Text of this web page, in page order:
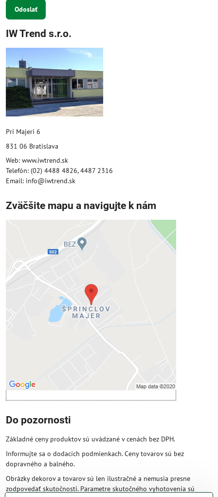
Odoslať
IW Trend s.r.o.
Pri Majeri 6
831 06 Bratislava
Web: www.iwtrend.sk
Telefón: (02) 4488 4826, 4487 2316
Email: info@iwtrend.sk
Zväčšite mapu a navigujte k nám
Externý obsah je blokovaný
Prajete si načítať externý obsah?
Povoliť tentokrát
Povoliť a zapamätať - súhlas s druhom
cookie: Funkčné
Otvoriť obsah v novom okne
Do pozornosti
Základné ceny produktov sú uvádzané v cenách bez DPH.
Informujte sa o dodacích podmienkach. Ceny tovarov sú bez
dopravného a balného.
Obrázky dekorov a tovarov sú len ilustračné a nemusia presne
zodpovedať skutočnosti. Parametre skutočného vyhotovenia sú